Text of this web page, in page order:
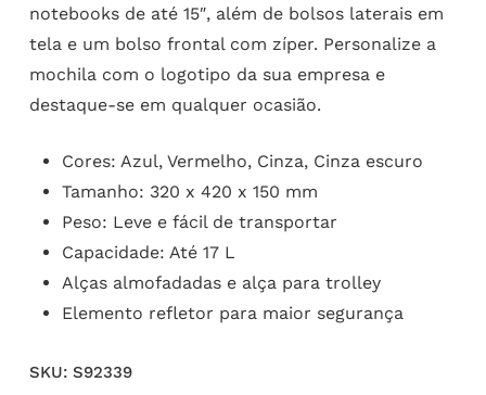
notebooks de até 15″, além de bolsos laterais em
tela e um bolso frontal com zíper. Personalize a
mochila com o logotipo da sua empresa e
destaque-se em qualquer ocasião.
Cores: Azul, Vermelho, Cinza, Cinza escuro
Tamanho: 320 x 420 x 150 mm
Peso: Leve e fácil de transportar
Capacidade: Até 17 L
Alças almofadadas e alça para trolley
Elemento refletor para maior segurança
SKU: S92339